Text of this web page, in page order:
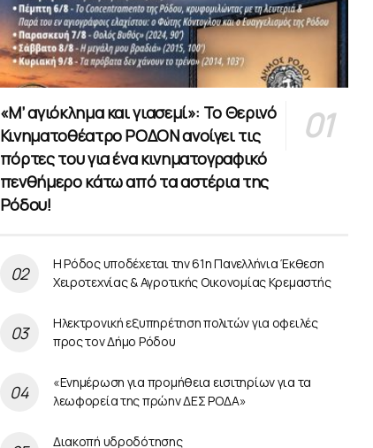
«Μ’ αγιόκλημα και γιασεμί»: Το Θερινό
Κινηματοθέατρο ΡΟΔΟΝ ανοίγει τις
πόρτες του για ένα κινηματογραφικό
πενθήμερο κάτω από τα αστέρια της
Ρόδου!
Η Ρόδος υποδέχεται την 61η Πανελλήνια Έκθεση
Χειροτεχνίας & Αγροτικής Οικονομίας Κρεμαστής
Ηλεκτρονική εξυπηρέτηση πολιτών για οφειλές
προς τον Δήμο Ρόδου
«Ενημέρωση για προμήθεια εισιτηρίων για τα
λεωφορεία της πρώην ΔΕΣ ΡΟΔΑ»
Διακοπή υδροδότησης